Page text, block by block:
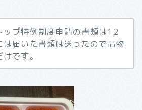
ップ特例制度申請の書類は12
は届いた書類は送ったので品物
です。